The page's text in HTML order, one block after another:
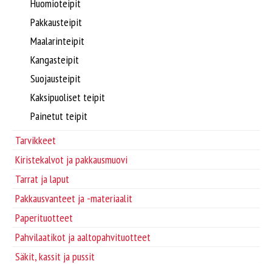
Pakkausvanteet ja -materiaalit
Pahvilaatikot ja aaltopahvituotteet
Säkit, kassit ja pussit
Pakkaussuojat
Kartonkituotteet
Tarrat ja laput
Huomioteipit
Pakkausteipit
Maalarinteipit
Kangasteipit
Suojausteipit
Kaksipuoliset teipit
Painetut teipit
Tarvikkeet
Kiristekalvot ja pakkausmuovi
Tarrat ja laput
Pakkausvanteet ja -materiaalit
Paperituotteet
Pahvilaatikot ja aaltopahvituotteet
Säkit, kassit ja pussit